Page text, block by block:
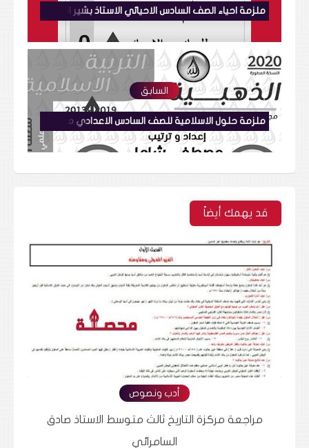
السابق
قد يهمك أيضاً
أدب ونصوص
مراجعة مركزة الاجتماعيات ثالث متوسط الاستاذ احمد
هادي